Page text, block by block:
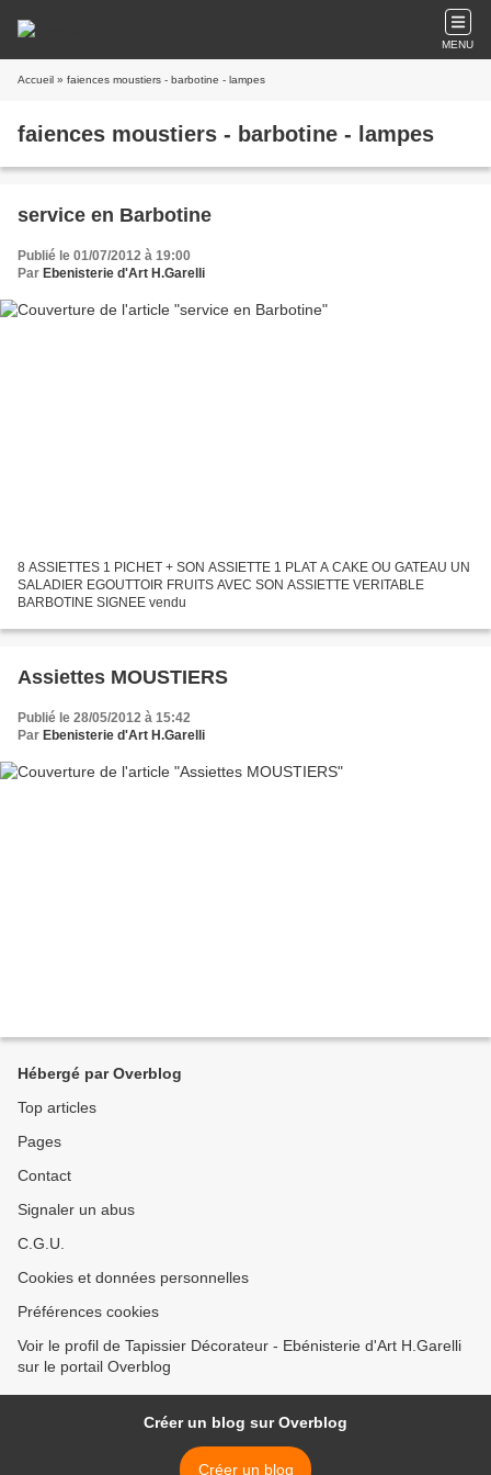
MENU
Accueil » faiences moustiers - barbotine - lampes
faiences moustiers - barbotine - lampes
service en Barbotine
Publié le 01/07/2012 à 19:00
Par Ebenisterie d'Art H.Garelli
8 ASSIETTES 1 PICHET + SON ASSIETTE 1 PLAT A CAKE OU GATEAU UN
SALADIER EGOUTTOIR FRUITS AVEC SON ASSIETTE VERITABLE
BARBOTINE SIGNEE vendu
Assiettes MOUSTIERS
Publié le 28/05/2012 à 15:42
Par Ebenisterie d'Art H.Garelli
Hébergé par Overblog
Top articles
Pages
Contact
Signaler un abus
C.G.U.
Cookies et données personnelles
Préférences cookies
Voir le profil de Tapissier Décorateur - Ebénisterie d'Art H.Garelli
sur le portail Overblog
Créer un blog sur Overblog
Créer un blog